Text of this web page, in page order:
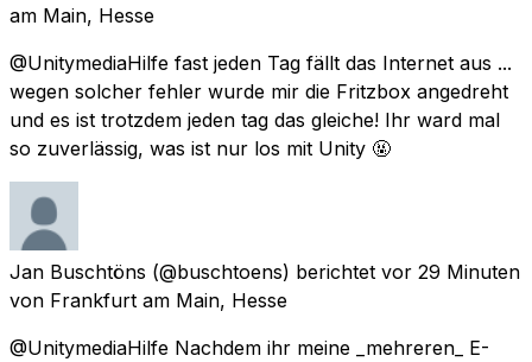
am Main, Hesse
@UnitymediaHilfe fast jeden Tag fällt das Internet aus ...
wegen solcher fehler wurde mir die Fritzbox angedreht
und es ist trotzdem jeden tag das gleiche! Ihr ward mal
so zuverlässig, was ist nur los mit Unity 🤬
Jan Buschtöns (@buschtoens) berichtet vor 29 Minuten
von Frankfurt am Main, Hesse
@UnitymediaHilfe Nachdem ihr meine _mehreren_ E-